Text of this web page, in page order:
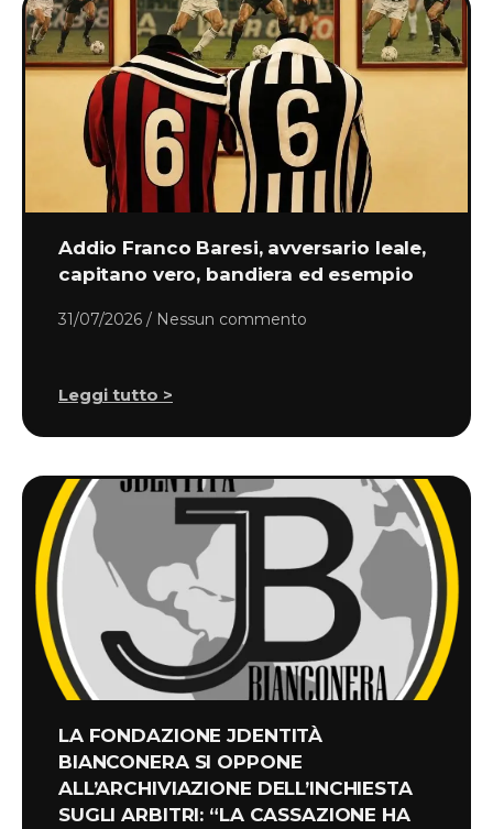
Addio Franco Baresi, avversario leale,
capitano vero, bandiera ed esempio
31/07/2026 Nessun commento
Leggi tutto >
LA FONDAZIONE JDENTITÀ
BIANCONERA SI OPPONE
ALL’ARCHIVIAZIONE DELL’INCHIESTA
SUGLI ARBITRI: “LA CASSAZIONE HA